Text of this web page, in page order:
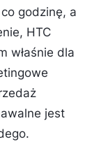
godzinę, a
HTC
właśnie dla
jest